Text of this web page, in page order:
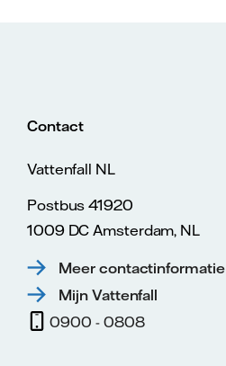
Contact
Vattenfall NL
Postbus 41920
1009 DC Amsterdam, NL
Meer contactinformatie
Mijn Vattenfall
0900 - 0808